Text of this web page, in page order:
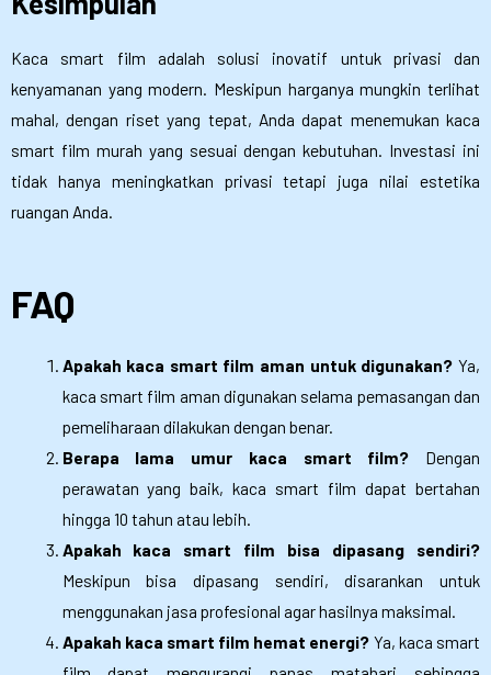
Kaca smart film adalah solusi inovatif untuk privasi dan
kenyamanan yang modern. Meskipun harganya mungkin terlihat
mahal, dengan riset yang tepat, Anda dapat menemukan kaca
smart film murah yang sesuai dengan kebutuhan. Investasi ini
tidak hanya meningkatkan privasi tetapi juga nilai estetika
ruangan Anda.
FAQ
Apakah kaca smart film aman untuk digunakan? Ya,
kaca smart film aman digunakan selama pemasangan dan
pemeliharaan dilakukan dengan benar.
Berapa lama umur kaca smart film?
Dengan
perawatan yang baik, kaca smart film dapat bertahan
hingga 10 tahun atau lebih.
Apakah kaca smart film bisa dipasang sendiri?
Meskipun bisa dipasang sendiri, disarankan untuk
menggunakan jasa profesional agar hasilnya maksimal.
Apakah kaca smart film hemat energi? Ya, kaca smart